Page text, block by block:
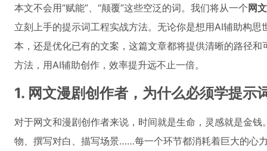
本文不会用“赋能”、“颠覆”这些空泛的词。我们将从一个 网
立刻上手的提示词工程实战方法。无论你是想用AI辅助构
本，还是优化已有的文案，这篇文章都将提供清晰的路径和
方法，用AI辅助创作，效率提升远不止一倍。
1. 网文漫剧创作者，为什么必须学提示
对于网文和漫剧创作者来说，时间就是生命，灵感就是金
物、撰写对白、描写场景……每一个环节都消耗着巨大的心